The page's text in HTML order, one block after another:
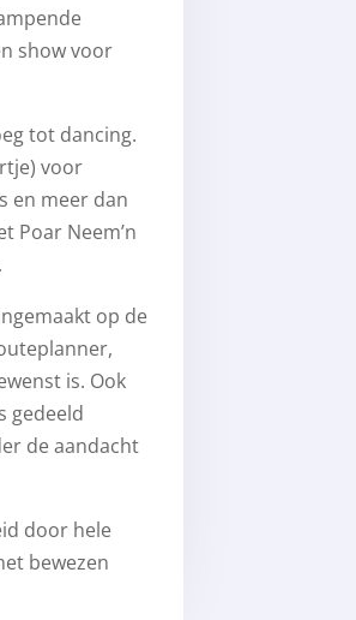
show voor
tot dancing.
voor
en meer dan
Poar Neem’n
op de
is. Ook
gedeeld
de aandacht
door hele
bewezen